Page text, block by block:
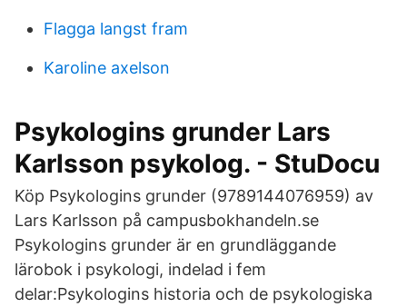
Flagga langst fram
Karoline axelson
Psykologins grunder Lars
Karlsson psykolog. - StuDocu
Köp Psykologins grunder (9789144076959) av
Lars Karlsson på campusbokhandeln.se
Psykologins grunder är en grundläggande
lärobok i psykologi, indelad i fem
delar:Psykologins historia och de psykologiska